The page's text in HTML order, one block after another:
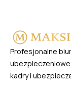
Profesjonalne
ubezpieczeniowe
kadry i